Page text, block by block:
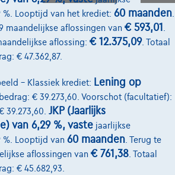
Looptijd van het krediet: 60 maanden
maandelijkse aflossingen van € 593,01
aflossing: € 12.375,09. Totaal
€ 47.362,87.
– Klassiek krediet: Lening op
€ 39.273,60. Voorschot (facultatief):
39.273,60. JKP (Jaarlijks
van 6,29 %, vaste jaarlijkse
Looptijd van 60 maanden. Terug te
aflossingen van € 761,38. Totaal
€ 45.682,93.